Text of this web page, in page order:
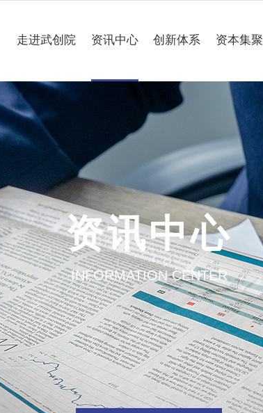
走进武创院
关于我们
理事会
大事记
园区介绍
资讯中心
科技要闻
工作动态
一路“项”新
通知公告
创新体系
专业研究所
企业联合创新中心
公共服务平台
项目意向申报
资本集聚
资讯中心
INFORMATION CENTER